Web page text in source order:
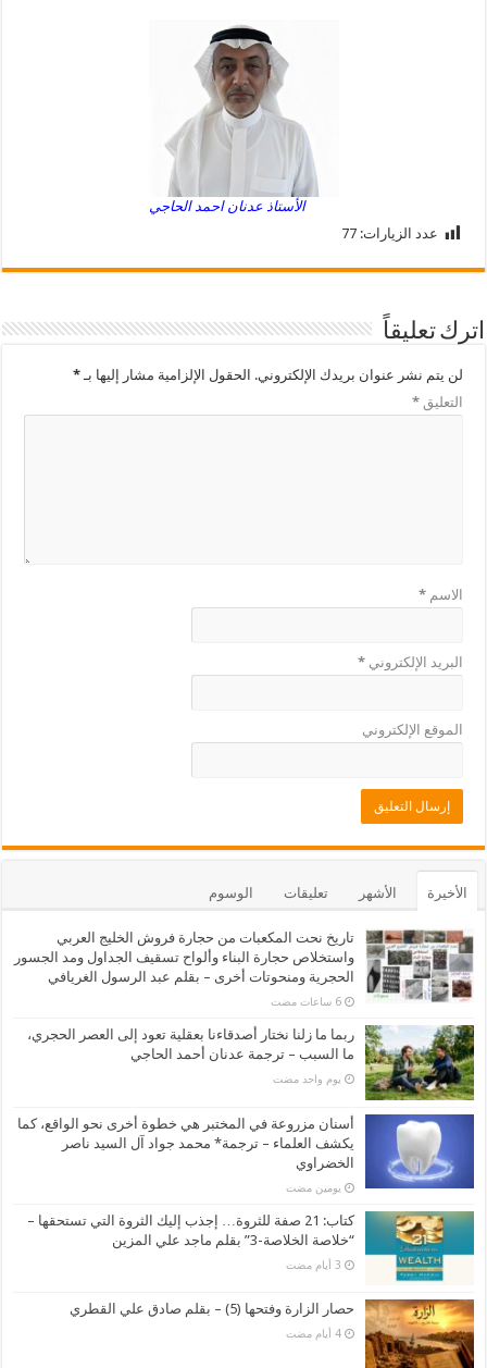
الأستاذ عدنان احمد الحاجي
عدد الزيارات: 77
اترك تعليقاً
لن يتم نشر عنوان بريدك الإلكتروني. الحقول الإلزامية مشار إليها بـ*
التعليق*
الاسم*
البريد الإلكتروني*
الموقع الإلكتروني
الأخيرة الأشهر تعليقات الوسوم
تاريخ نحت المكعبات من حجارة فروش الخليج العربي
واستخلاص حجارة البناء وألواح تسقيف الجداول ومد الجسور
الحجرية ومنحوتات أخرى – بقلم عبد الرسول الغريافي
‏6 ساعات مضت
ربما ما زلنا نختار أصدقاءنا بعقلية تعود إلى العصر الحجري،
ما السبب – ترجمة عدنان أحمد الحاجي
‏يوم واحد مضت
أسنان مزروعة في المختبر هي خطوة أخرى نحو الواقع، كما
يكشف العلماء – ترجمة* محمد جواد آل السيد ناصر
الخضراوي
‏يومين مضت
كتاب: 21 صفة للثروة… إجذب إليك الثروة التي تستحقها –
“خلاصة الخلاصة-3” بقلم ماجد علي المزين
حصار الزارة وفتحها (5) – بقلم صادق علي القطري
‏4 أيام مضت